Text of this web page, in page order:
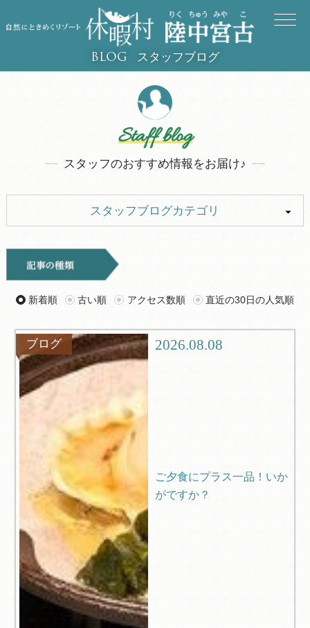
BLOG スタッフブログ
Staff blog
スタッフのおすすめ情報をお届け♪
スタッフブログカテゴリ
イベント
旅行記 ツアー
グルメ
ブログ
新着順 古い順 アクセス数順 直近の30日の人気順
ブログ 2026.08.08
ご夕食にプラス一品！いか
がですか？